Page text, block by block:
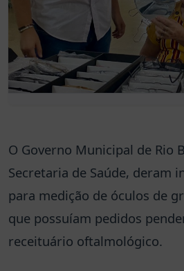
O Governo Municipal de Rio
Secretaria de Saúde, deram
para medição de óculos de
que possuíam pedidos
receituário oftalmológico.